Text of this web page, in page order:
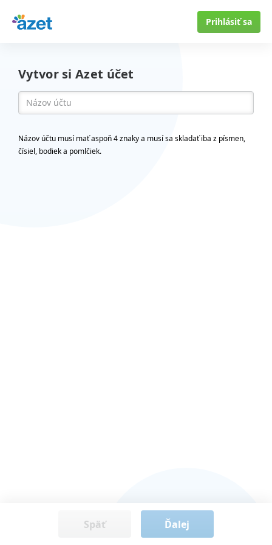
Prihlásiť sa
Vytvor si Azet účet
Názov účtu musí mať aspoň 4 znaky a musí sa skladať iba z písmen,
čísiel, bodiek a pomlčiek.